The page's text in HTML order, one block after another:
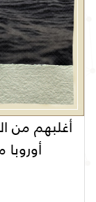
أغلبهم من